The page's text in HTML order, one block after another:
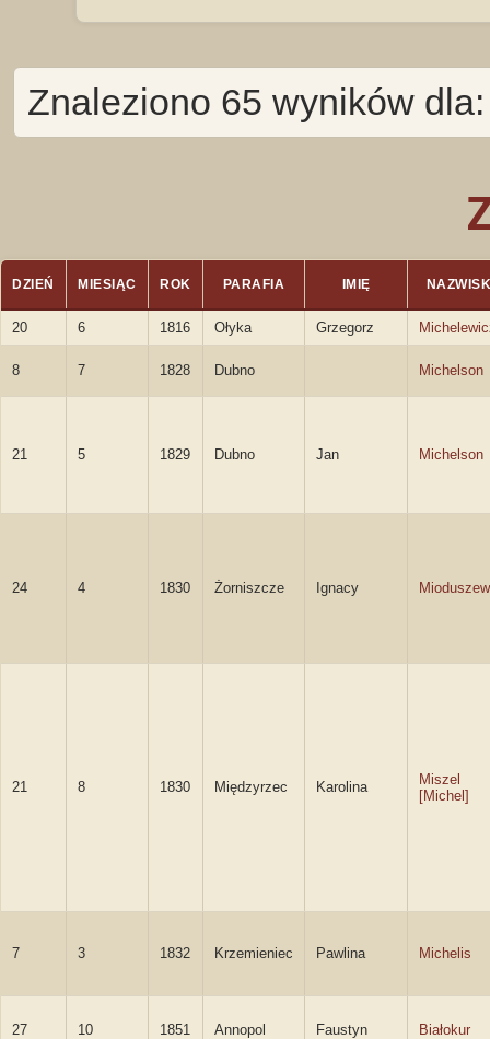
Znaleziono 65 wyników
DZIEŃ MIESIĄC ROK PARAFIA IMIĘ
20 6 1816 Ołyka Grzegorz
8 7 1828 Dubno Michelson
21 5 1829 Dubno Jan Michelson
24 4 1830 Żorniszcze Ignacy
21 8 1830 Międzyrzec Karolina
Miszel
[Michel]
7 3 1832 Krzemieniec Pawlina Michelis
27 10 1851 Annopol Faustyn Białokur